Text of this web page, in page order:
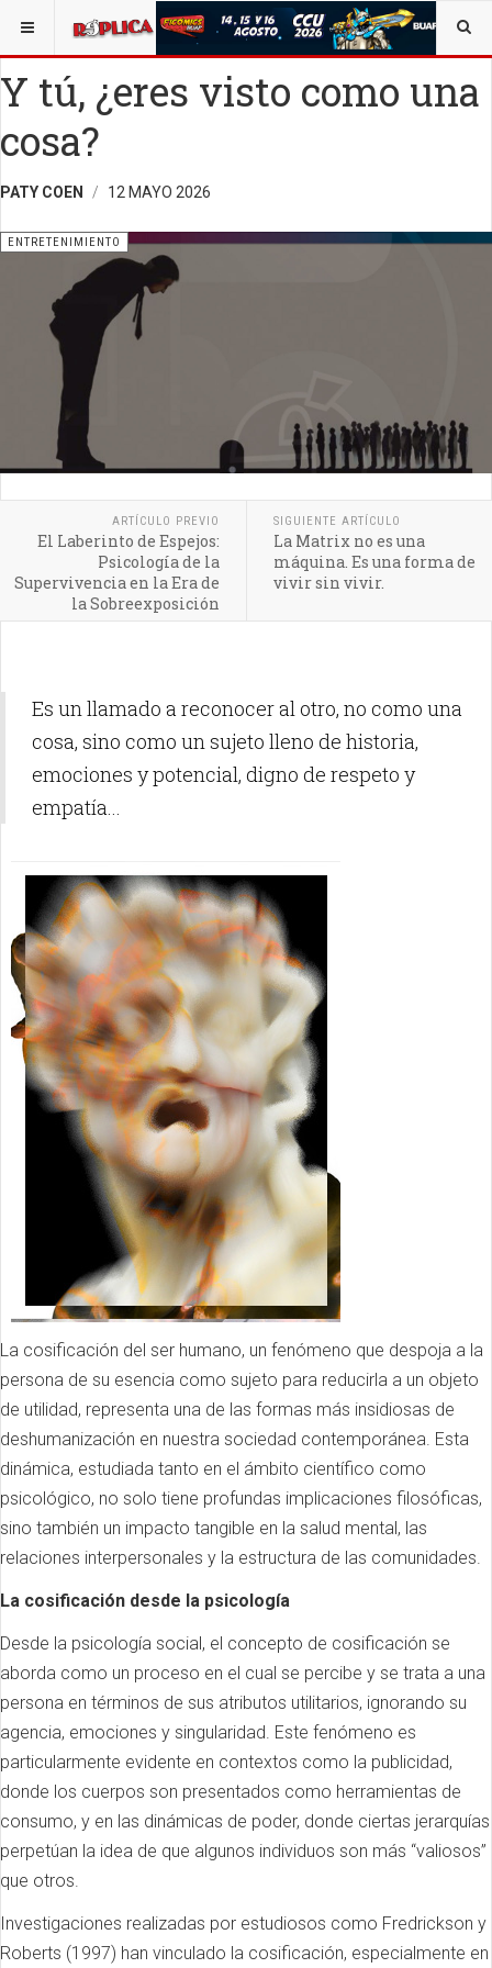
ESTÁ AQUÍ: ENTRETENIMIENTO
Y tú, ¿eres visto como una
cosa?
PATY COEN 12 MAYO 2026
ENTRETENIMIENTO
ARTÍCULO PREVIO
El Laberinto de Espejos:
Psicología de la
Supervivencia en la Era de
la Sobreexposición
SIGUIENTE ARTÍCULO
La Matrix no es una
máquina. Es una forma de
vivir sin vivir.
Es un llamado a reconocer al otro, no como una
cosa, sino como un sujeto lleno de historia,
emociones y potencial, digno de respeto y
empatía...
La cosificación del ser humano, un fenómeno que despoja a la
persona de su esencia como sujeto para reducirla a un objeto
de utilidad, representa una de las formas más insidiosas de
deshumanización en nuestra sociedad contemporánea. Esta
dinámica, estudiada tanto en el ámbito científico como
psicológico, no solo tiene profundas implicaciones filosóficas,
sino también un impacto tangible en la salud mental, las
relaciones interpersonales y la estructura de las comunidades.
La cosificación desde la psicología
Desde la psicología social, el concepto de cosificación se
aborda como un proceso en el cual se percibe y se trata a una
persona en términos de sus atributos utilitarios, ignorando su
agencia, emociones y singularidad. Este fenómeno es
particularmente evidente en contextos como la publicidad,
donde los cuerpos son presentados como herramientas de
consumo, y en las dinámicas de poder, donde ciertas jerarquías
perpetúan la idea de que algunos individuos son más “valiosos”
que otros.
Investigaciones realizadas por estudiosos como Fredrickson y
Roberts (1997) han vinculado la cosificación, especialmente en